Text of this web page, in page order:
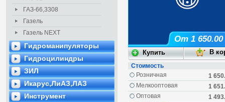
ГАЗ-66,3308
Газель
Газель NEXT
Гидроманипуляторы
Гидроцилиндры
ЗИЛ
Икарус,ЛиАЗ,ЛАЗ
Инструмент
От 1 650.00
Стоимость
1
Розничная
1
Мелкооптовая
1
Оптовая